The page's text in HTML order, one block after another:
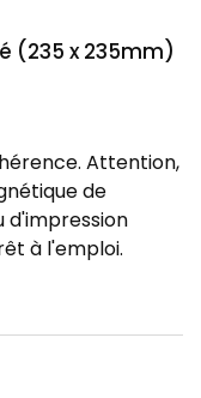
(235 x 235mm)
Attention,
de
d'impression
à l'emploi.